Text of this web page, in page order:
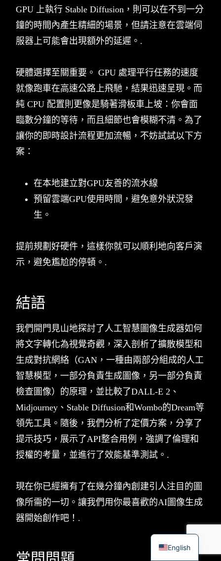
GPU 上執行 Stable Diffusion，則可以在不到一分
鐘的時間內產生精細的場景，但請注意在雲端伺
服器上可能會出現額外的延遲。.
硬體選擇至關重要。 GPU 處理平行任務的速度
就像跑車在高速公路上飛馳，結果迅速呈現。而
純 CPU 配置則更像是騎著滑板車上坡：你會面
臨數分鐘的等待，而且細節也會模糊不清。為了
讓你的即時設計流程更加流暢，不妨試試以下方
案：
在本地建立對GPU友善的流水線
預留雲端GPU使用時間，避免意外狀況發
生。
提前規劃好硬件，這樣你就可以順利地向客戶演
示，避免尷尬的停頓。.
結語
我們開門見山地探討了人工智慧圖像生成器如何
將文字轉化為視覺奇觀，深入剖析了擴散模型和
生成對抗網絡（GAN，一種由兩部分組成的人工
智慧模型，一部分負責生成圖像，另一部分負責
檢查圖像）的原理，並比較了DALL-E 2、
Midjourney、Stable Diffusion和Wombo的Dream等
領先工具。隨後，我們分析了定價方案，分享了
提示技巧，展示了API整合用例，強調了倫理和
授權的考量，並進行了效能基準測試。.
現在你已經擁有了在幾分鐘內創建引人注目的圖
像所需的一切。讓我們用你最喜歡的AI圖像生成
器開始創作吧！.
English